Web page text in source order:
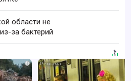
области не
за бактерий
i